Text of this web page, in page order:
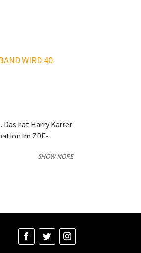
WIRD 40
Das hat Harry Karrer
im ZDF-
SHOW MORE